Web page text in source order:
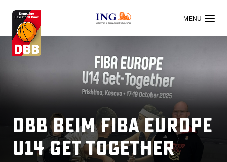
OFFIZIELLER HAUPTSPONSOR
DBB beim FIBA Europe
U14 Get Together